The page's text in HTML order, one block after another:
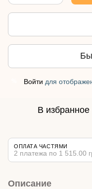
Войти для
В избранное
ОПЛАТА ЧАСТЯМИ
2 платежа по 1 515.00
Описание